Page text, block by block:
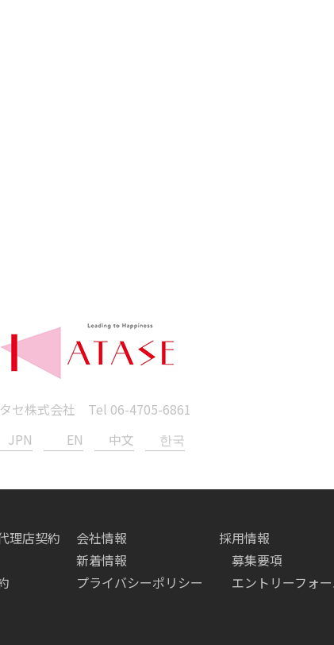
セ株式会社 Tel 06-4705-6861
JPN
EN 中文 한국
理店契約
会社情報
新着情報
プライバシーポリシー
採用情報
募集要項
エントリーフォ